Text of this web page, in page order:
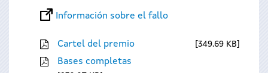
Información sobre el fallo
Cartel del premio 349.69 KB
Bases completas